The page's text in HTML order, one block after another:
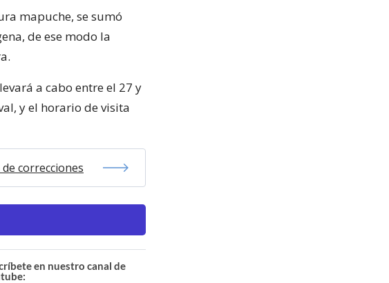
mapuche, se sumó
de ese modo la
a cabo entre el 27 y
y el horario de visita
correcciones
en nuestro canal de